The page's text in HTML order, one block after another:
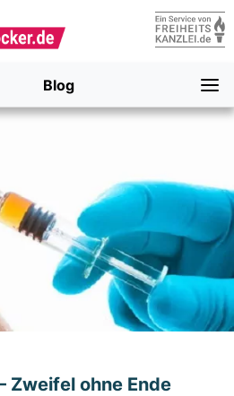
Blog
Zweifel ohne Ende